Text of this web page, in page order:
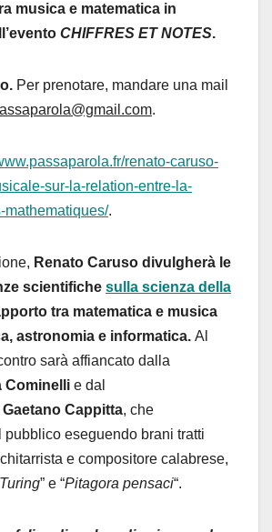
musica e matematica in
CHIFFRES ET NOTES.
Per prenotare, mandare una mail
.
renato-caruso-
sur-la-relation-entre-la-
mathematiques/.
Renato Caruso divulgherà le
scientifiche sulla scienza della
tra matematica e musica
astronomia e informatica. Al
sarà affiancato dalla
Cominelli e dal
Gaetano Cappitta, che
pubblico eseguendo brani tratti
e compositore calabrese,
” e “Pitagora pensaci“.